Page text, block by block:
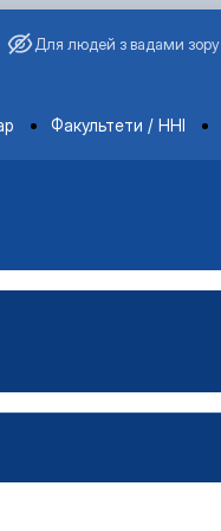
Для людей з вадами зору
Факультети / ННІ